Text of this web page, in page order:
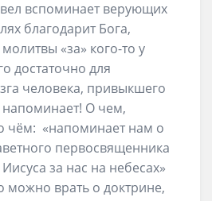
вспоминает верующих
благодарит Бога,
«за» кого-то у
достаточно для
человека, привыкшего
напоминает! О чем,
чём: «напоминает нам о
первосвященника
за нас на небесах»
можно врать о доктрине,